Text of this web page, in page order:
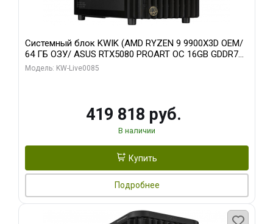
Системный блок KWIK (AMD RYZEN 9 9900X3D OEM/
64 ГБ ОЗУ/ ASUS RTX5080 PROART OC 16GB GDDR7
256bit Type-C DP 2/ 960 ГБ SSD)
Модель: KW-Live0085
419 818 руб.
В наличии
Купить
Подробнее